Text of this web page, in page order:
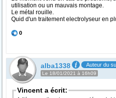
utilisation ou un mauvais montage.
Le métal rouille.
Quid d'un traitement electrolyseur en
0
alba1338 Auteur du
Le 18/01/2021 à 16h09
Vincent a écrit: